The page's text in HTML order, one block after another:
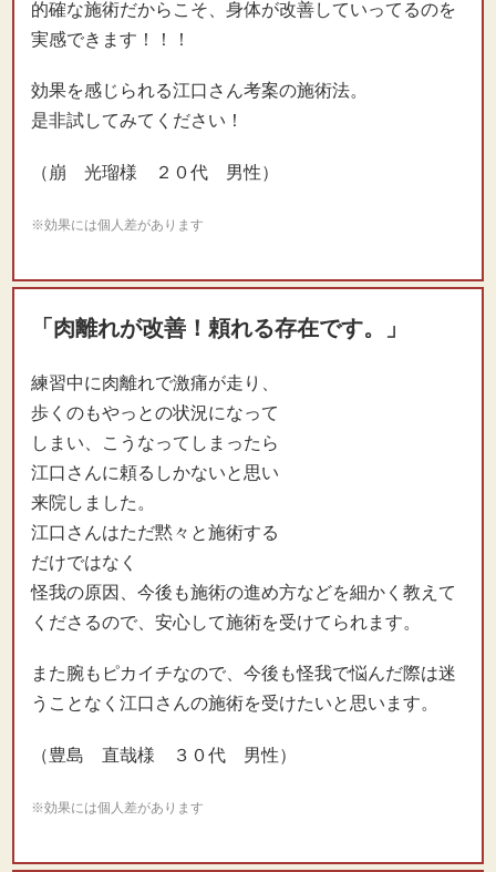
是非試してみてください！
※効果には個人差があります
「肉離れが改善！頼れる存在です。」
しまい、こうなってしまったら
来院しました。
江口さんはただ黙々と施術する
だけではなく
怪我の原因、今後も施術の進め方などを細かく教えて
くださるので、安心して施術を受けてられます。
また腕もピカイチなので、今後も怪我で悩んだ際は迷
うことなく江口さんの施術を受けたいと思います。
※効果には個人差があります
「長期間にわたって悩まされていたケガが